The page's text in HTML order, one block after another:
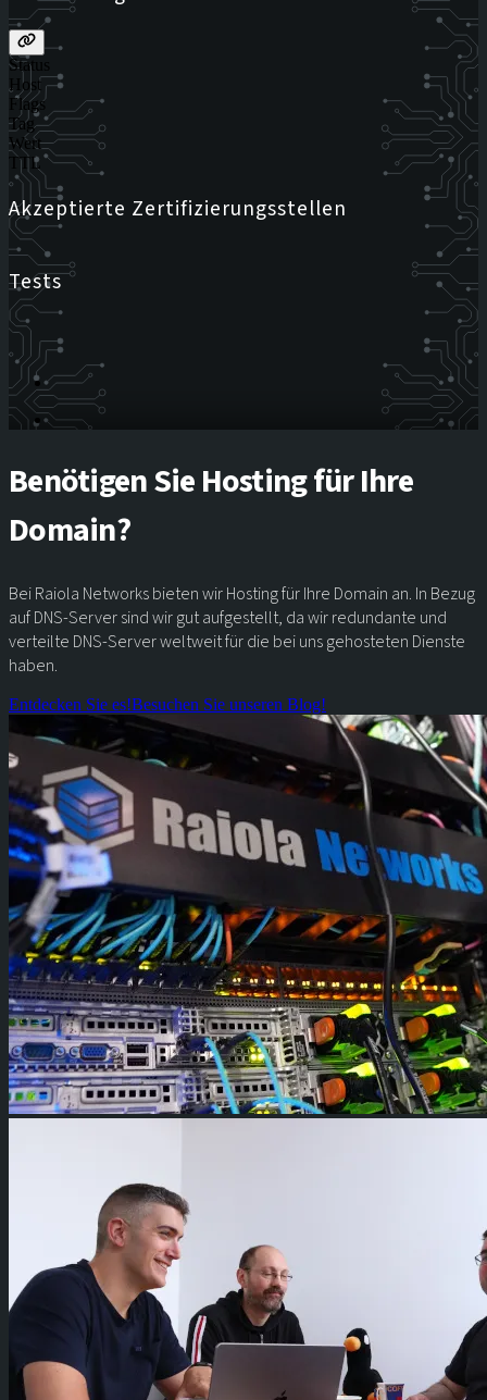
Status
Host
Flags
Tag
Wert
TTL
Akzeptierte Zertifizierungsstellen
Tests
Benötigen Sie Hosting für Ihre
Domain?
Bei Raiola Networks bieten wir Hosting für Ihre Domain an. In Bezug
auf DNS-Server sind wir gut aufgestellt, da wir redundante und
verteilte DNS-Server weltweit für die bei uns gehosteten Dienste
haben.
Entdecken Sie es!Besuchen Sie unseren Blog!